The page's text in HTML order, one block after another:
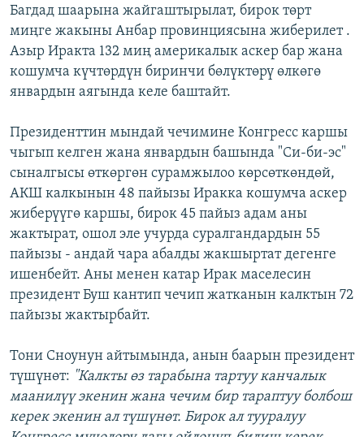
Багдад шаарына жайгаштырылат, бирок төрт
миңге жакыны Анбар провинциясына жиберилет .
Азыр Иракта 132 миң америкалык аскер бар жана
кошумча күчтөрдүн биринчи бөлүктөрү өлкөгө
январдын аягында келе баштайт.
Президенттин мындай чечимине Конгресс каршы
чыгып келген жана январдын башында "Си-би-эс"
сыналгысы өткөргөн сурамжылоо көрсөткөндөй,
АКШ калкынын 48 пайызы Иракка кошумча аскер
жиберүүгө каршы, бирок 45 пайыз адам аны
жактырат, ошол эле учурда суралгандардын 55
пайызы - андай чара абалды жакшыртат дегенге
ишенбейт. Аны менен катар Ирак маселесин
президент Буш кантип чечип жатканын калктын 72
пайызы жактырбайт.
Тони Сноунун айтымында, анын баарын президент
түшүнөт: "Калкты өз тарабына тартуу канчалык
маанилүү экенин жана чечим бир тараптуу болбош
керек экенин ал түшүнөт. Бирок ал тууралуу